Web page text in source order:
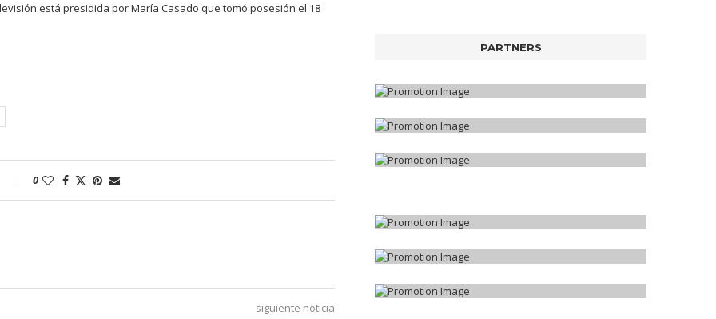
está presidida por María Casado que tomó posesión el 18
0
siguiente noticia
PARTNERS